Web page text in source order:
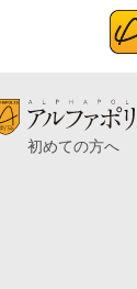
初めての方へ